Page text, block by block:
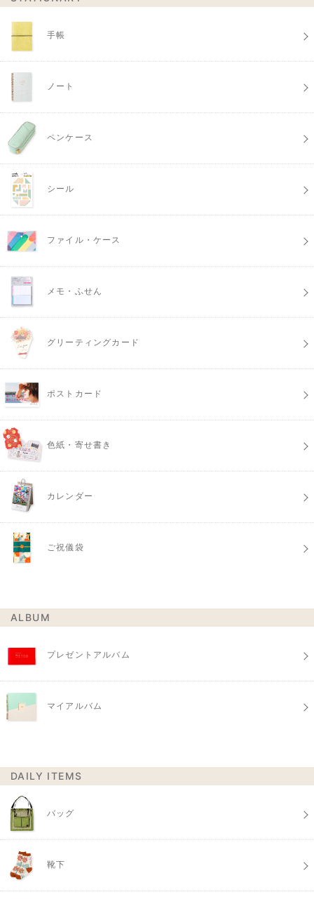
手帳
ノート
ペンケース
シール
ファイル・ケース
メモ・ふせん
グリーティングカード
ポストカード
色紙・寄せ書き
カレンダー
ご祝儀袋
ALBUM
プレゼントアルバム
マイアルバム
DAILY ITEMS
バッグ
靴下